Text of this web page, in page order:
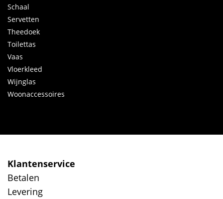
Schaal
Servetten
Theedoek
Toilettas
Vaas
Vloerkleed
Wijnglas
Woonaccessoires
Klantenservice
Betalen
Levering